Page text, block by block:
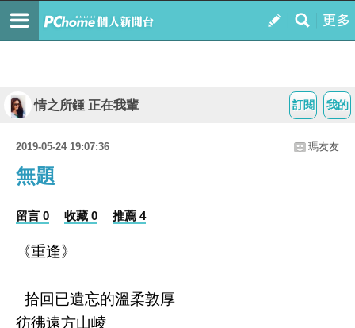
我的
訂閱
情之所鍾 正在我輩
2019-05-24 19:07:36 瑪友友
無題
留言 0 收藏 0 推薦 4
《重逢》
拾回已遺忘的溫柔敦厚
彷彿遠方山崚